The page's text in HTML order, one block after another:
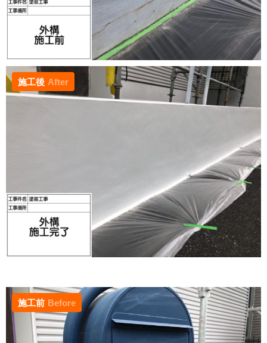
施工後 After
施工前 Before